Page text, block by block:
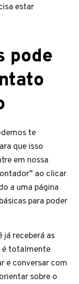
estar
pode
te
que isso
em nossa
ao clicar
a uma página
para poder
já receberá as
é totalmente
e conversar com
sobre o